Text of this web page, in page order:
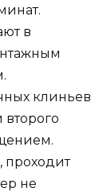
в
клиньев
второго
проходит
не